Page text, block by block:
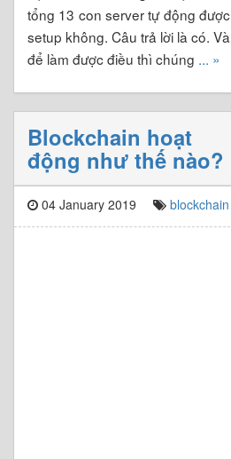
tổng 13 con server tự động được
setup không. Câu trả lời là có. Và
để làm được điều thì chúng ... »
Blockchain hoạt
động như thế nào?
04 January 2019 blockchain